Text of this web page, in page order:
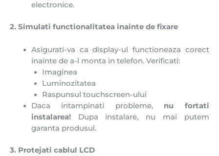
electronice.
2. Simulati functionalitatea inainte de fixare
Asigurati-va ca display-ul functioneaza corect
inainte de a-l monta in telefon. Verificati:
Imaginea
Luminozitatea
Raspunsul touchscreen-ului
Daca intampinati probleme, nu fortati
instalarea!Dupa instalare, nu mai putem
garanta produsul.
3. Protejati cablul LCD